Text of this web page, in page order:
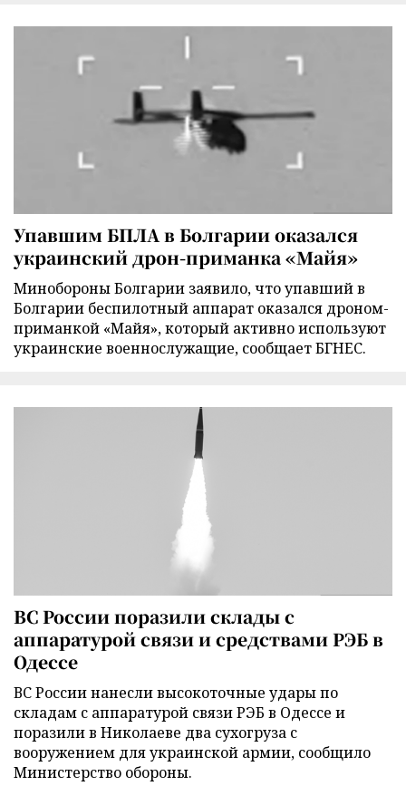
Упавшим БПЛА в Болгарии оказался
украинский дрон-приманка «Майя»
Минобороны Болгарии заявило, что упавший в
Болгарии беспилотный аппарат оказался дроном-
приманкой «Майя», который активно используют
украинские военнослужащие, сообщает БГНЕС.
ВС России поразили склады с
аппаратурой связи и средствами РЭБ в
Одессе
ВС России нанесли высокоточные удары по
складам с аппаратурой связи РЭБ в Одессе и
поразили в Николаеве два сухогруза с
вооружением для украинской армии, сообщило
Министерство обороны.